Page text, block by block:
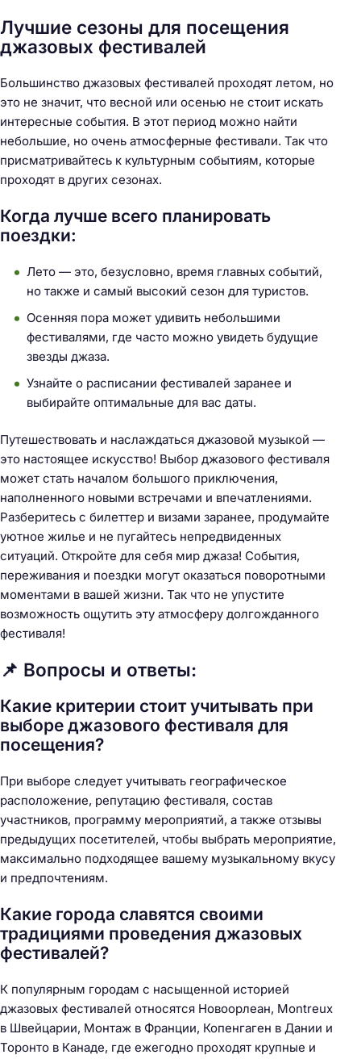
Лучшие сезоны для посещения
джазовых фестивалей
Большинство джазовых фестивалей проходят летом, но
это не значит, что весной или осенью не стоит искать
интересные события. В этот период можно найти
небольшие, но очень атмосферные фестивали. Так что
присматривайтесь к культурным событиям, которые
проходят в других сезонах.
Когда лучше всего планировать
поездки:
Лето — это, безусловно, время главных событий,
но также и самый высокий сезон для туристов.
Осенняя пора может удивить небольшими
фестивалями, где часто можно увидеть будущие
звезды джаза.
Узнайте о расписании фестивалей заранее и
выбирайте оптимальные для вас даты.
Путешествовать и наслаждаться джазовой музыкой —
это настоящее искусство! Выбор джазового фестиваля
может стать началом большого приключения,
наполненного новыми встречами и впечатлениями.
Разберитесь с билеттер и визами заранее, продумайте
уютное жилье и не пугайтесь непредвиденных
ситуаций. Откройте для себя мир джаза! События,
переживания и поездки могут оказаться поворотными
моментами в вашей жизни. Так что не упустите
возможность ощутить эту атмосферу долгожданного
фестиваля!
📌 Вопросы и ответы:
Какие критерии стоит учитывать при
выборе джазового фестиваля для
посещения?
При выборе следует учитывать географическое
расположение, репутацию фестиваля, состав
участников, программу мероприятий, а также отзывы
предыдущих посетителей, чтобы выбрать мероприятие,
максимально подходящее вашему музыкальному вкусу
и предпочтениям.
Какие города славятся своими
традициями проведения джазовых
фестивалей?
К популярным городам с насыщенной историей
джазовых фестивалей относятся Новоорлеан, Montreux
в Швейцарии, Монтаж в Франции, Копенгаген в Дании и
Торонто в Канаде, где ежегодно проходят крупные и
и
: